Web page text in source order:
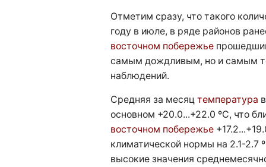
Отметим сразу, что такого
году в июле, в ряде районов
восточном побережье
самым дождливым, но и самым
наблюдений.
Средняя за месяц температура
основном +20.0...+22.0 ºC, что
восточном побережье
климатической нормы на 2.1-2.7
высокие значения